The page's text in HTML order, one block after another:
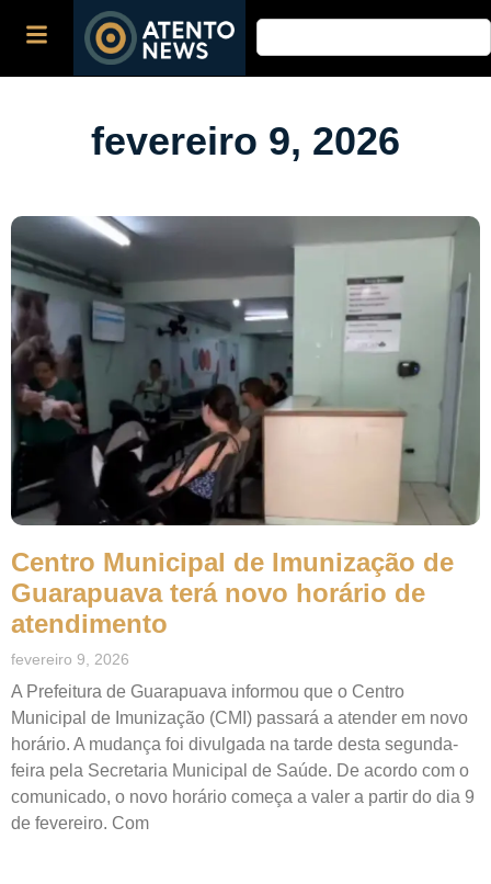
fevereiro 9, 2026
Centro Municipal de Imunização de
Guarapuava terá novo horário de
atendimento
fevereiro 9, 2026
A Prefeitura de Guarapuava informou que o Centro
Municipal de Imunização (CMI) passará a atender em novo
horário. A mudança foi divulgada na tarde desta segunda-
feira pela Secretaria Municipal de Saúde. De acordo com o
comunicado, o novo horário começa a valer a partir do dia 9
de fevereiro. Com